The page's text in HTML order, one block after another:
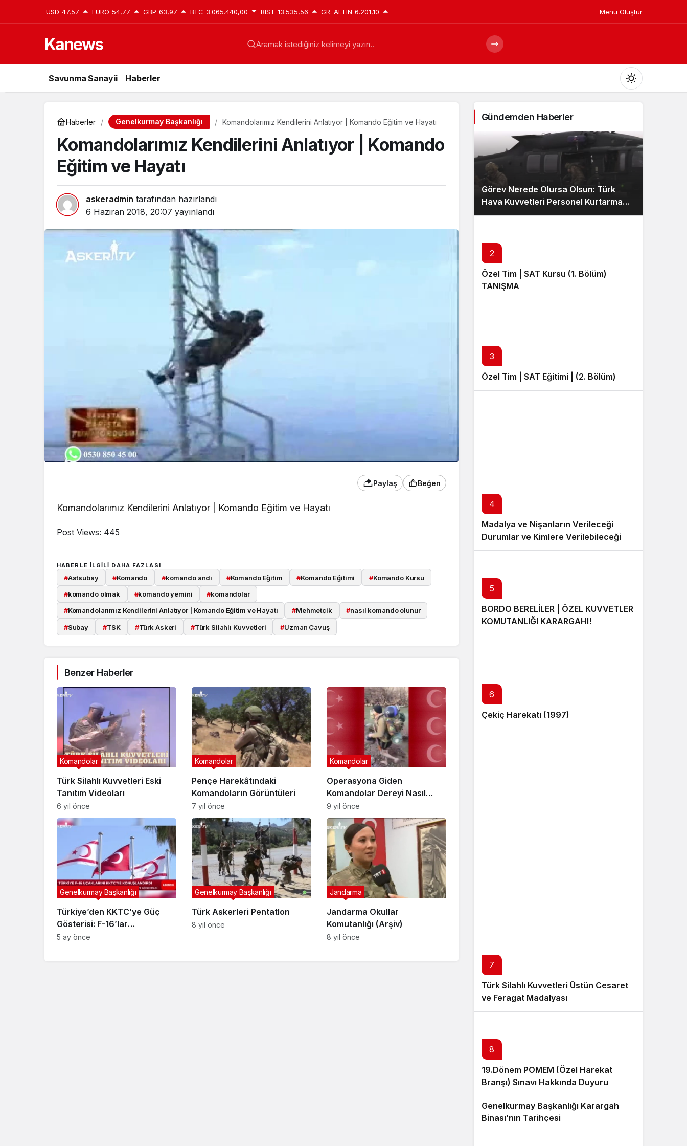
USD 47,57 EURO 54,77 GBP 63,97 BTC 3.065.440,00 BIST 13.535,56 GR. ALTIN 6.201,10 Menü Oluştur
Kanews Aramak istediğiniz kelimeyi yazın..
Savunma Sanayii Haberler
Mod
değiştir
Gündüz Modu
Gündüz modunu seçin.
Gece Modu
Haberler Genelkurmay Başkanlığı Komandolarımız Kendilerini Anlatıyor | Komando Eğitim ve Hayatı
Komandolarımız Kendilerini Anlatıyor | Komando
Eğitim ve Hayatı
askeradmin tarafından hazırlandı
6 Haziran 2018, 20:07 yayınlandı
Paylaş Beğen
Komandolarımız Kendilerini Anlatıyor | Komando Eğitim ve Hayatı
Post Views: 445
HABERLE ILGILI DAHA FAZLASI
#Astsubay #Komando #komando andı #Komando Eğitim #Komando Eğitimi #Komando Kursu
#komando olmak #komando yemini #komandolar
#Komandolarımız Kendilerini Anlatıyor | Komando Eğitim ve Hayatı #Mehmetçik #nasıl komando olunur
#Subay #TSK #Türk Askeri #Türk Silahlı Kuvvetleri #Uzman Çavuş
Benzer Haberler
Türk Silahlı Kuvvetleri Eski
Tanıtım Videoları
Komandolar
6 yıl önce
Pençe Harekâtındaki
Komandoların Görüntüleri
Komandolar
7 yıl önce
Operasyona Giden
Komandolar Dereyi Nasıl
Aşıyor?
Komandolar
9 yıl önce
Türkiye’den KKTC’ye Güç
Gösterisi: F-16’lar
Konuşlandırıldı, “Her
Genelkurmay Başkanlığı
5 ay önce
Türk Askerleri Pentatlon
Genelkurmay Başkanlığı
8 yıl önce
Jandarma Okullar
Komutanlığı (Arşiv)
Jandarma
8 yıl önce
Gündemden Haberler
Görev Nerede Olursa Olsun: Türk
Hava Kuvvetleri Personel Kurtarma
Ekibi
2
Özel Tim | SAT Kursu (1. Bölüm)
TANIŞMA
3
Özel Tim | SAT Eğitimi | (2. Bölüm)
4
Madalya ve Nişanların Verileceği
Durumlar ve Kimlere Verilebileceği
5
BORDO BERELİLER | ÖZEL KUVVETLER
KOMUTANLIĞI KARARGAHI!
6
Çekiç Harekatı (1997)
7
Türk Silahlı Kuvvetleri Üstün Cesaret
ve Feragat Madalyası
8
19.Dönem POMEM (Özel Harekat
Branşı) Sınavı Hakkında Duyuru
9
Genelkurmay Başkanlığı Karargah
Binası’nın Tarihçesi